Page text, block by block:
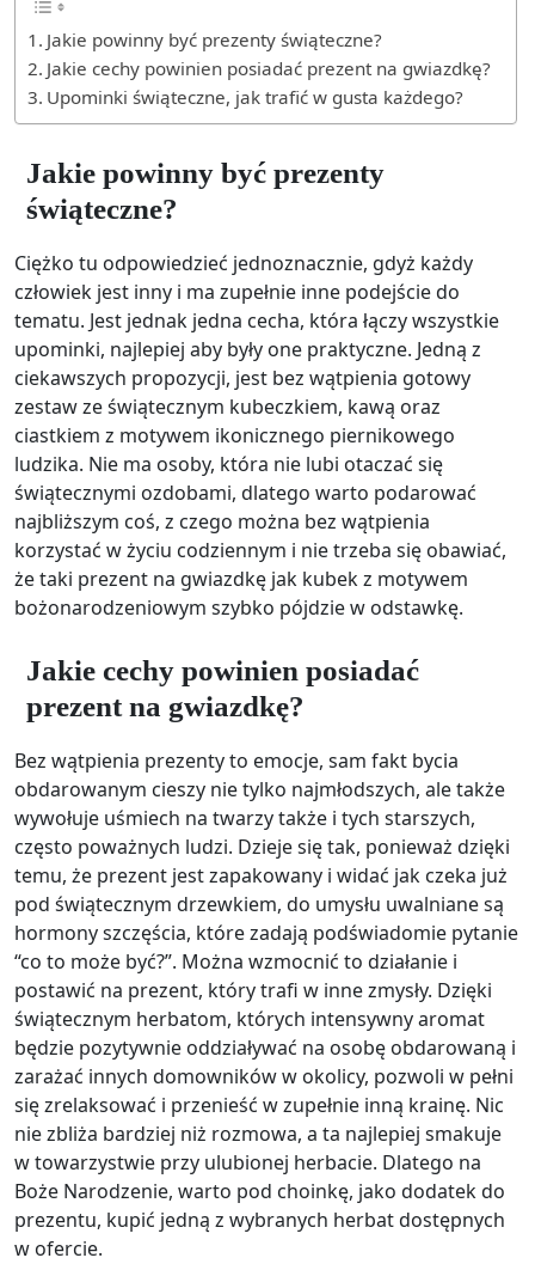
Jakie powinny być prezenty świąteczne?
Jakie cechy powinien posiadać prezent na gwiazdkę?
Upominki świąteczne, jak trafić w gusta każdego?
Jakie powinny być prezenty
świąteczne?
Ciężko tu odpowiedzieć jednoznacznie, gdyż każdy
człowiek jest inny i ma zupełnie inne podejście do
tematu. Jest jednak jedna cecha, która łączy wszystkie
upominki, najlepiej aby były one praktyczne. Jedną z
ciekawszych propozycji, jest bez wątpienia gotowy
zestaw ze świątecznym kubeczkiem, kawą oraz
ciastkiem z motywem ikonicznego piernikowego
ludzika. Nie ma osoby, która nie lubi otaczać się
świątecznymi ozdobami, dlatego warto podarować
najbliższym coś, z czego można bez wątpienia
korzystać w życiu codziennym i nie trzeba się obawiać,
że taki prezent na gwiazdkę jak kubek z motywem
bożonarodzeniowym szybko pójdzie w odstawkę.
Jakie cechy powinien posiadać
prezent na gwiazdkę?
Bez wątpienia prezenty to emocje, sam fakt bycia
obdarowanym cieszy nie tylko najmłodszych, ale także
wywołuje uśmiech na twarzy także i tych starszych,
często poważnych ludzi. Dzieje się tak, ponieważ dzięki
temu, że prezent jest zapakowany i widać jak czeka już
pod świątecznym drzewkiem, do umysłu uwalniane są
hormony szczęścia, które zadają podświadomie pytanie
“co to może być?”. Można wzmocnić to działanie i
postawić na prezent, który trafi w inne zmysły. Dzięki
świątecznym herbatom, których intensywny aromat
będzie pozytywnie oddziaływać na osobę obdarowaną i
zarażać innych domowników w okolicy, pozwoli w pełni
się zrelaksować i przenieść w zupełnie inną krainę. Nic
nie zbliża bardziej niż rozmowa, a ta najlepiej smakuje
w towarzystwie przy ulubionej herbacie. Dlatego na
Boże Narodzenie, warto pod choinkę, jako dodatek do
prezentu, kupić jedną z wybranych herbat dostępnych
w ofercie.